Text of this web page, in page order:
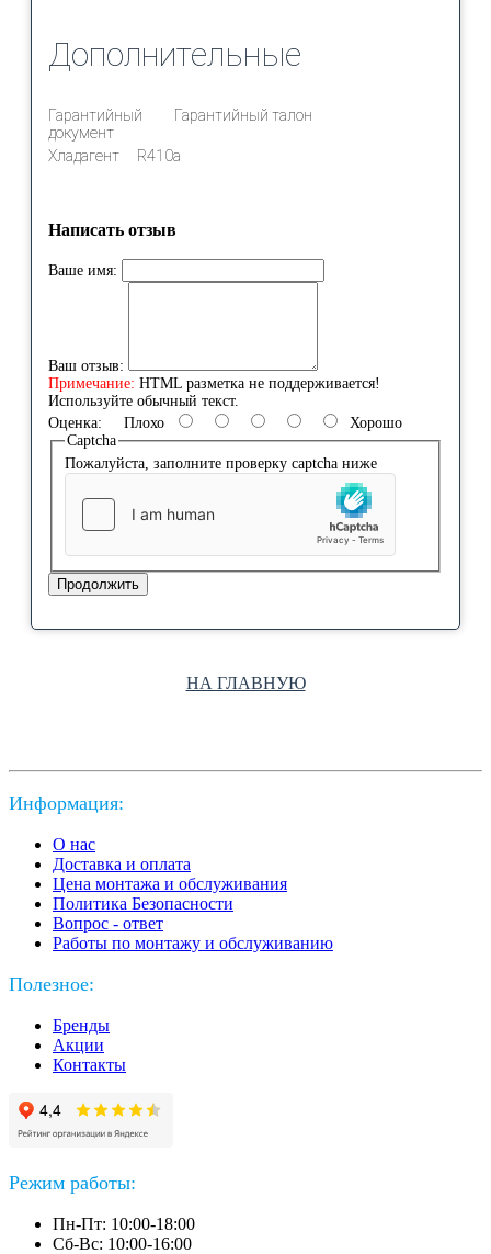
Дополнительные
Гарантийный
документ
Гарантийный талон
Хладагент R410a
Написать отзыв
Ваше имя:
Ваш отзыв:
Примечание: HTML разметка не поддерживается!
Используйте обычный текст.
Оценка: Плохо
Хорошо
Captcha
Пожалуйста, заполните проверку captcha ниже
Продолжить
НА ГЛАВНУЮ
Информация:
О нас
Доставка и оплата
Цена монтажа и обслуживания
Политика Безопасности
Вопрос - ответ
Работы по монтажу и обслуживанию
Полезное:
Бренды
Акции
Контакты
Режим работы:
Пн-Пт: 10:00-18:00
Сб-Вс: 10:00-16:00